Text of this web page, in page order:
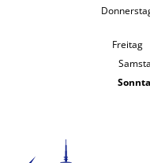
Freitag